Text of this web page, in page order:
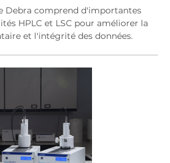
Debra comprend d'importantes
HPLC et LSC pour améliorer la
et l'intégrité des données.